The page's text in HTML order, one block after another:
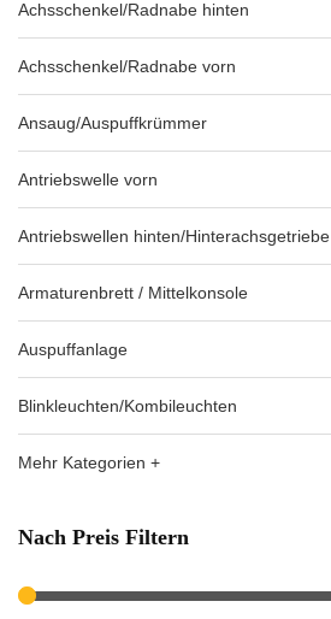
Achsschenkel/Radnabe hinten
Achsschenkel/Radnabe vorn
Ansaug/Auspuffkrümmer
Antriebswelle vorn
Antriebswellen hinten/Hinterachsgetriebe
Armaturenbrett / Mittelkonsole
Auspuffanlage
Blinkleuchten/Kombileuchten
Mehr Kategorien +
Nach Preis Filtern